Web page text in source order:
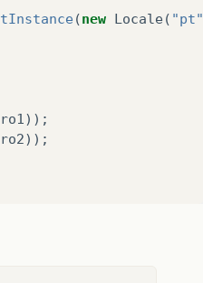
(new Locale( "pt"
));
));